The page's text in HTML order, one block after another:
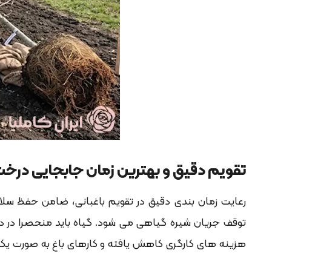
تقویم دقیق و بهترین زمان جابجایی
رعایت زمان بندی دقیق در تقویم باغبانی، ضامن حفظ
توقف جریان شیره گیاهی می شود. گیاه باید منحصرا
هزینه های کارگری کاهش یافته و کارهای باغ به صورت